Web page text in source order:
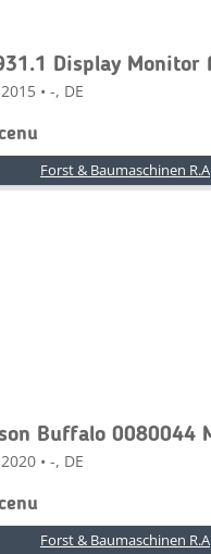
• -, DE
Forst & Baumaschinen R.A
• -, DE
Forst & Baumaschinen R.A